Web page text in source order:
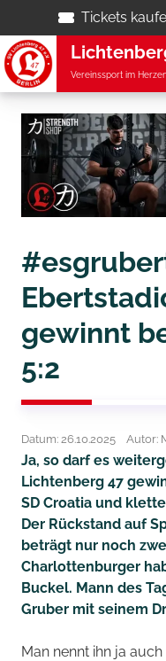
Tickets
Vereinssport im
gewinnt
5:2
Datum: 26.10.2025 Autor:
Ja, so darf es
Lichtenberg 47
SD Croatia und
Der Rückstand auf
beträgt nur noch
Charlottenburger
Buckel. Mann des
Gruber mit seinem
Man nennt ihn ja